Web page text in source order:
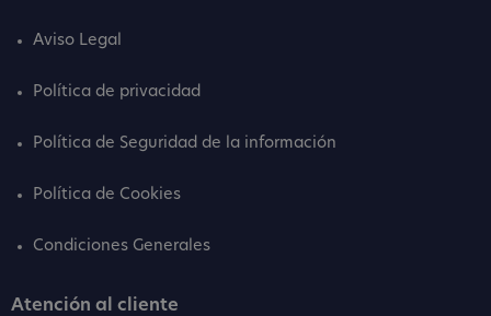
Aviso Legal
Política de privacidad
Política de Seguridad de la información
Política de Cookies
Condiciones Generales
Atención al cliente